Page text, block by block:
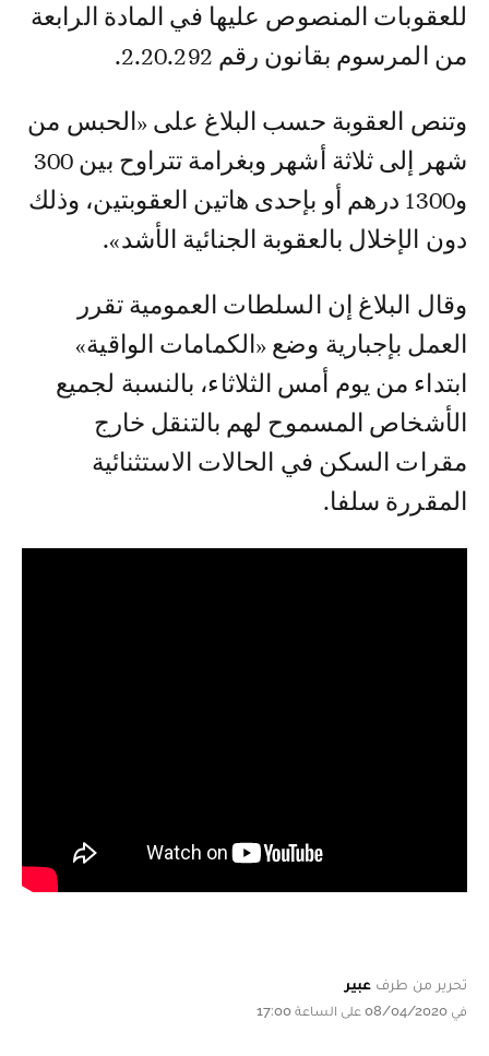
للعقوبات المنصوص عليها في المادة الرابعة
من المرسوم بقانون رقم 2.20.292.
وتنص العقوبة حسب البلاغ على «الحبس من
شهر إلى ثلاثة أشهر وبغرامة تتراوح بين 300
و1300 درهم أو بإحدى هاتين العقوبتين، وذلك
دون الإخلال بالعقوبة الجنائية الأشد».
وقال البلاغ إن السلطات العمومية تقرر
العمل بإجبارية وضع «الكمامات الواقية»
ابتداء من يوم أمس الثلاثاء، بالنسبة لجميع
الأشخاص المسموح لهم بالتنقل خارج
مقرات السكن في الحالات الاستثنائية
المقررة سلفا.
تحرير من طرف عبير
في 08/04/2020 على الساعة 17:00